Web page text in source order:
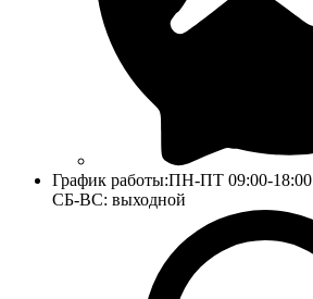
График работы:ПН-ПТ 09:00-18:00
СБ-ВС: выходной